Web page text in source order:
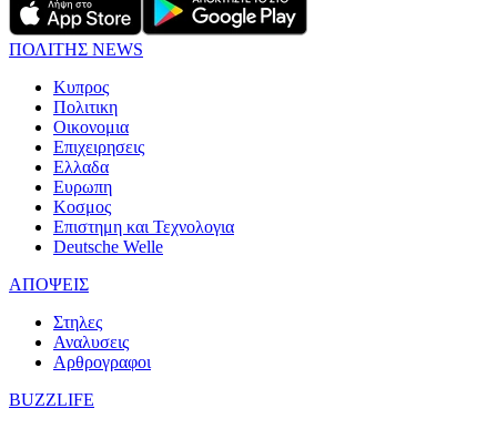
ΠΟΛΙΤΗΣ NEWS
Κυπρος
Πολιτικη
Οικονομια
Επιχειρησεις
Ελλαδα
Ευρωπη
Κοσμος
Επιστημη και Τεχνολογια
Deutsche Welle
ΑΠΟΨΕΙΣ
Στηλες
Αναλυσεις
Αρθρογραφοι
BUZZLIFE